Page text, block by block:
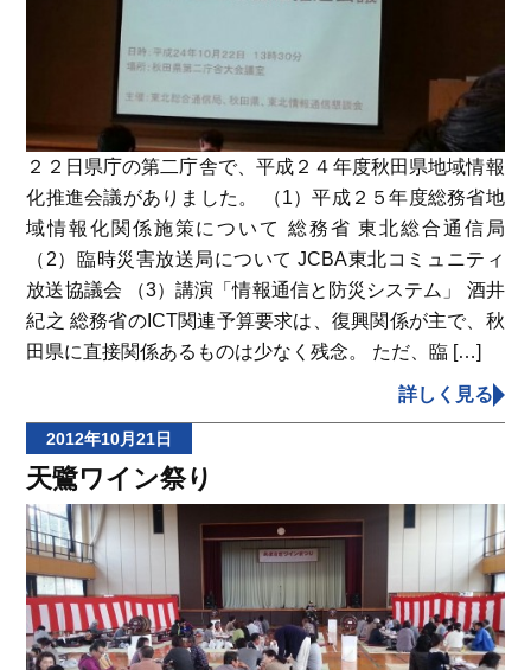
２２日県庁の第二庁舎で、平成２４年度秋田県地域情報
化推進会議がありました。 （1）平成２５年度総務省地
域情報化関係施策について 総務省 東北総合通信局
（2）臨時災害放送局について JCBA東北コミュニティ
放送協議会 （3）講演「情報通信と防災システム」 酒井
紀之 総務省のICT関連予算要求は、復興関係が主で、秋
田県に直接関係あるものは少なく残念。 ただ、臨 […]
詳しく見る
2012年10月21日
天鷺ワイン祭り